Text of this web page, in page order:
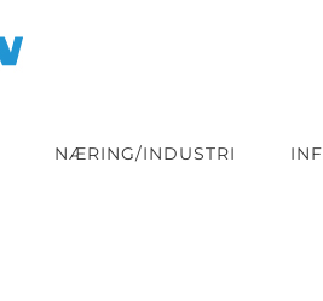
NÆRING/INDUSTRI